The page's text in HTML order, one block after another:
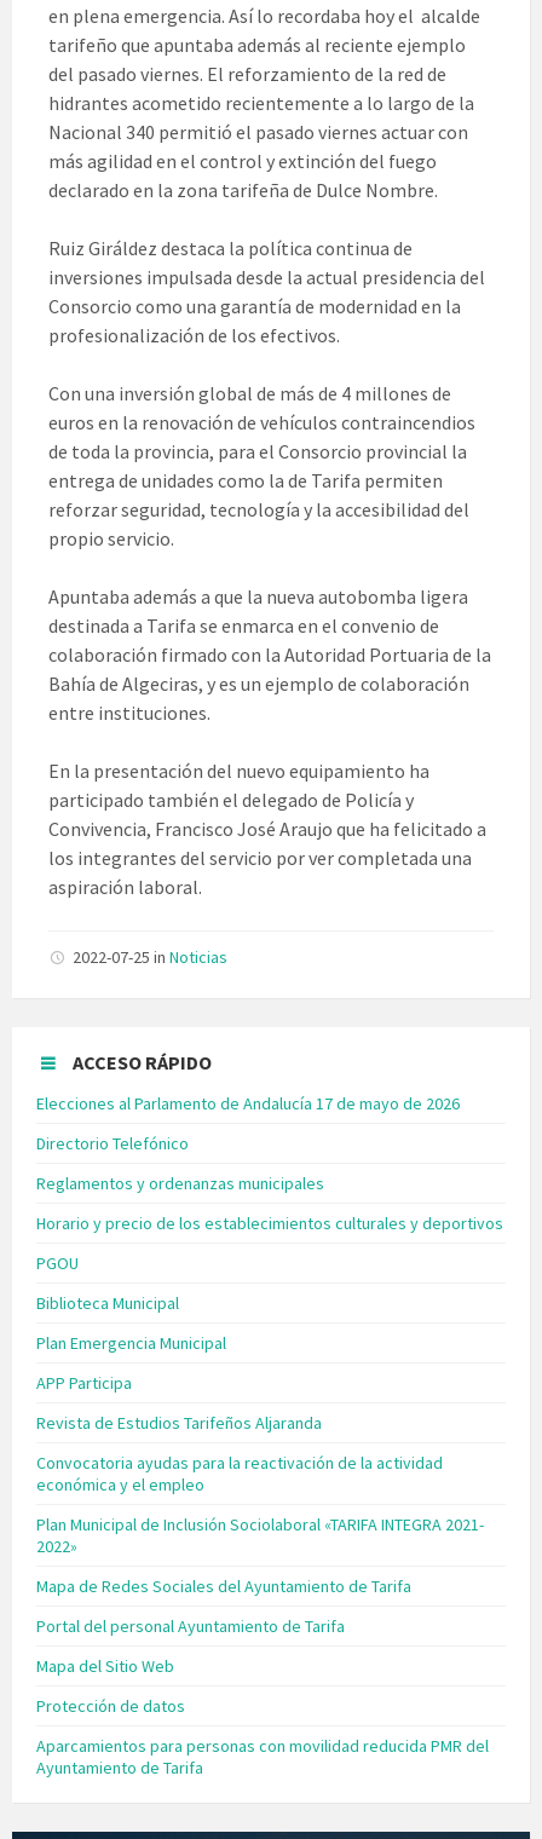
en plena emergencia. Así lo recordaba hoy el alcalde
tarifeño que apuntaba además al reciente ejemplo
del pasado viernes. El reforzamiento de la red de
hidrantes acometido recientemente a lo largo de la
Nacional 340 permitió el pasado viernes actuar con
más agilidad en el control y extinción del fuego
declarado en la zona tarifeña de Dulce Nombre.
Ruiz Giráldez destaca la política continua de
inversiones impulsada desde la actual presidencia del
Consorcio como una garantía de modernidad en la
profesionalización de los efectivos.
Con una inversión global de más de 4 millones de
euros en la renovación de vehículos contraincendios
de toda la provincia, para el Consorcio provincial la
entrega de unidades como la de Tarifa permiten
reforzar seguridad, tecnología y la accesibilidad del
propio servicio.
Apuntaba además a que la nueva autobomba ligera
destinada a Tarifa se enmarca en el convenio de
colaboración firmado con la Autoridad Portuaria de la
Bahía de Algeciras, y es un ejemplo de colaboración
entre instituciones.
En la presentación del nuevo equipamiento ha
participado también el delegado de Policía y
Convivencia, Francisco José Araujo que ha felicitado a
los integrantes del servicio por ver completada una
aspiración laboral.
2022-07-25 in Noticias
ACCESO RÁPIDO
Elecciones al Parlamento de Andalucía 17 de mayo de 2026
Directorio Telefónico
Reglamentos y ordenanzas municipales
Horario y precio de los establecimientos culturales y deportivos
PGOU
Biblioteca Municipal
Plan Emergencia Municipal
APP Participa
Revista de Estudios Tarifeños Aljaranda
Convocatoria ayudas para la reactivación de la actividad
económica y el empleo
Plan Municipal de Inclusión Sociolaboral «TARIFA INTEGRA 2021-
2022»
Mapa de Redes Sociales del Ayuntamiento de Tarifa
Portal del personal Ayuntamiento de Tarifa
Mapa del Sitio Web
Protección de datos
Aparcamientos para personas con movilidad reducida PMR del
Ayuntamiento de Tarifa